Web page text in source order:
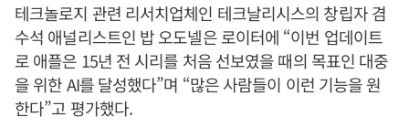
테크놀로지 관련 리서치업체인 테크날리시스의 창립자 겸
수석 애널리스트인 밥 오도넬은 로이터에 “이번 업데이트
로 애플은 15년 전 시리를 처음 선보였을 때의 목표인 대중
을 위한 AI를 달성했다”며 “많은 사람들이 이런 기능을 원
한다”고 평가했다.